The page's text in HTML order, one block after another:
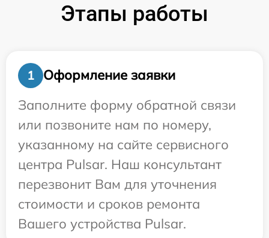
Этапы работы
1
Оформление заявки
Заполните форму обратной связи
или позвоните нам по номеру,
указанному на сайте сервисного
центра Pulsar. Наш консультант
перезвонит Вам для уточнения
стоимости и сроков ремонта
Вашего устройства Pulsar.